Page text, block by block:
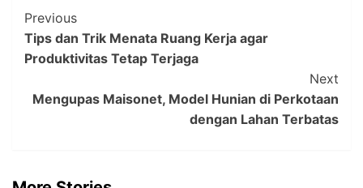
Post
Navigation
Previous
Tips dan Trik Menata Ruang Kerja agar
Produktivitas Tetap Terjaga
Next
Mengupas Maisonet, Model Hunian di Perkotaan
dengan Lahan Terbatas